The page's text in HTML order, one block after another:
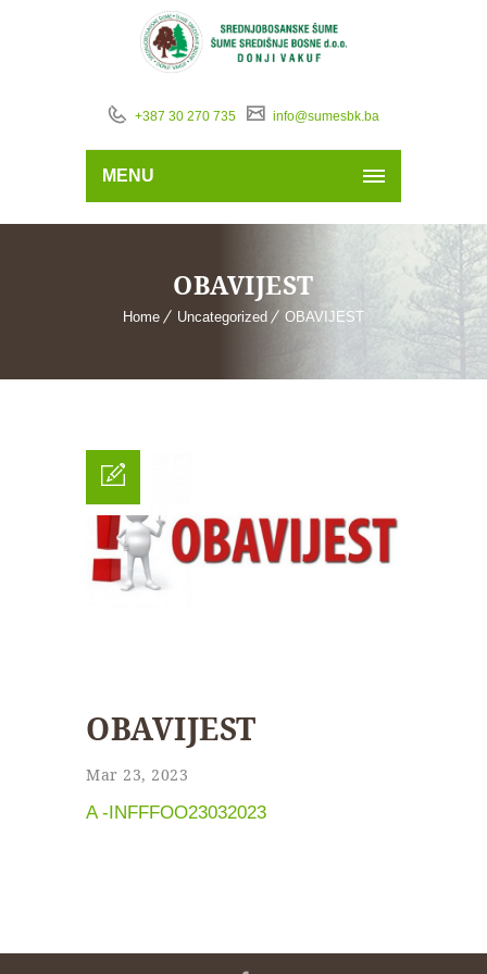
+387 30 270 735 info@sumesbk.ba
MENU
OBAVIJEST
Home Uncategorized OBAVIJEST
OBAVIJEST
Mar 23, 2023
A -INFFFOO23032023